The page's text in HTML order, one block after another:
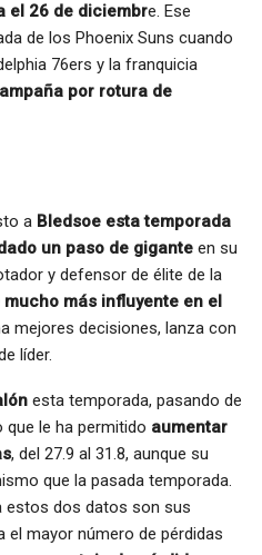
el 26 de diciembre. Ese
de los Phoenix Suns cuando
76ers y la franquicia
por rotura de
a Bledsoe esta temporada
un paso de gigante en su
y defensor de élite de la
mucho más influyente en el
mejores decisiones, lanza con
líder.
esta temporada, pasando de
que le ha permitido aumentar
, del 27.9 al 31.8, aunque su
que la pasada temporada.
estos dos datos son sus
el mayor número de pérdidas